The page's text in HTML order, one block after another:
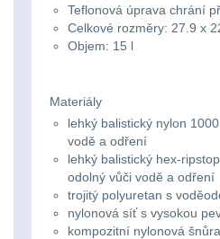
Svítilny
baterie
Svítilny
26650
Peněženky
batohům
Nabíjacie baterky6
Svietidlá s magnetom
Svietidlá CRI≥90
Laserové značkovače
Držiaky a
príslušenstvo34
Teflonová úprava chrání
Celkové rozměry: 27.9 x
Objem: 15 l
Materiály
lehký balistický nylon
vodě a odření
lehký balistický hex-
odolný vůči vodě a odření
trojitý polyuretan s
nylonová síť s vysokou
kompozitní nylonová